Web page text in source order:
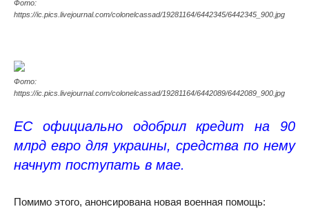
Фото:
https://ic.pics.livejournal.com/colonelcassad/19281164/6442345/6442345_900.jpg
Фото:
https://ic.pics.livejournal.com/colonelcassad/19281164/6442089/6442089_900.jpg
ЕС официально одобрил кредит на 90
млрд евро для украины, средства по нему
начнут поступать в мае.
Помимо этого, анонсирована новая военная помощь: